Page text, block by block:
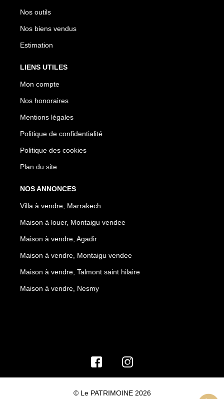
Nos outils
Nos biens vendus
Estimation
LIENS UTILES
Mon compte
Nos honoraires
Mentions légales
Politique de confidentialité
Politique des cookies
Plan du site
NOS ANNONCES
Villa à vendre, Marrakech
Maison à louer, Montaigu vendee
Maison à vendre, Agadir
Maison à vendre, Montaigu vendee
Maison à vendre, Talmont saint hilaire
Maison à vendre, Nesmy
© Le PATRIMOINE 2026